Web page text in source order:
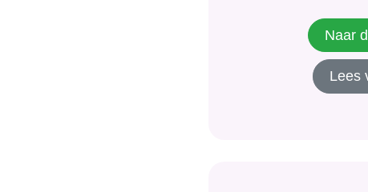
ontvang een
bestelling. Gratis
BeNeLux.
Naar
Lees